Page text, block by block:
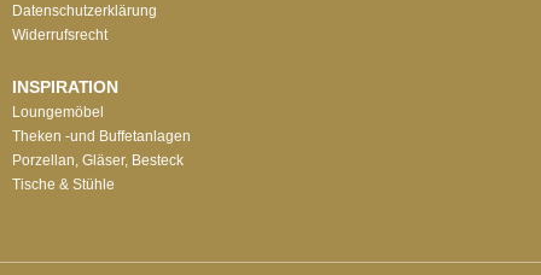
Datenschutzerklärung
Widerrufsrecht
INSPIRATION
Loungemöbel
Theken -und Buffetanlagen
Porzellan, Gläser, Besteck
Tische & Stühle